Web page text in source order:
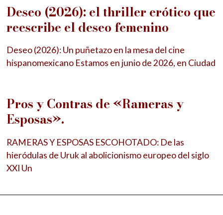
Deseo (2026): el thriller erótico que
reescribe el deseo femenino
Deseo (2026): Un puñetazo en la mesa del cine
hispanomexicano Estamos en junio de 2026, en Ciudad
Pros y Contras de «Rameras y
Esposas».
RAMERAS Y ESPOSAS ESCOHOTADO: De las
hieródulas de Uruk al abolicionismo europeo del siglo
XXI Un